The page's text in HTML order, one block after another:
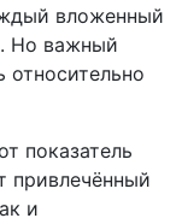
вложенный
Но важный
относительно
показатель
привлечённый
и